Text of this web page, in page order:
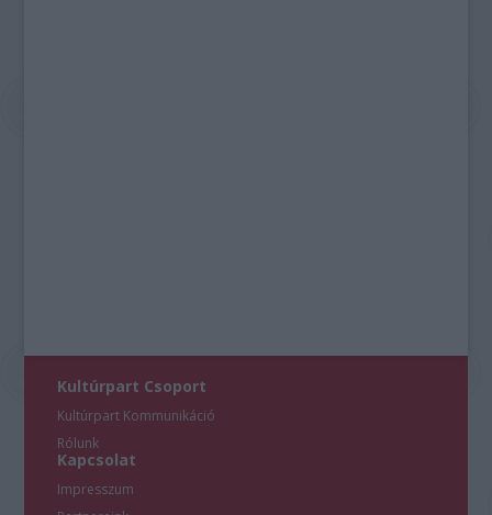
Kultúrpart Csoport
Kultúrpart Kommunikáció
Rólunk
Kapcsolat
Impresszum